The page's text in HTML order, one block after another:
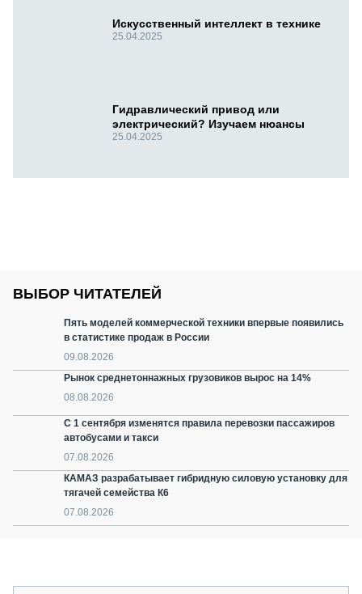
Искусственный интеллект в технике
25.04.2025
Гидравлический привод или
электрический? Изучаем нюансы
25.04.2025
ВЫБОР ЧИТАТЕЛЕЙ
Пять моделей коммерческой техники впервые появились
в статистике продаж в России
09.08.2026
Рынок среднетоннажных грузовиков вырос на 14%
08.08.2026
С 1 сентября изменятся правила перевозки пассажиров
автобусами и такси
07.08.2026
КАМАЗ разрабатывает гибридную силовую установку для
тягачей семейства К6
07.08.2026